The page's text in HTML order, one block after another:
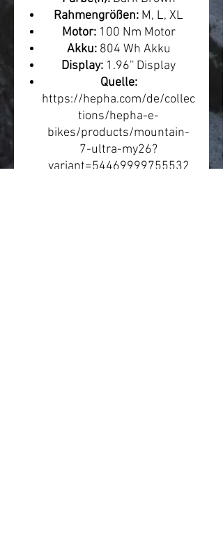
Rahmengrößen: M, L, XL
Motor:100 Nm Motor
Akku:804 Wh Akku
Display: 1.96'' Display
Quelle:
https://hepha.com/de/collec
tions/hepha-e-
bikes/products/mountain-
7-ultra-my26?
variant=54469999755532